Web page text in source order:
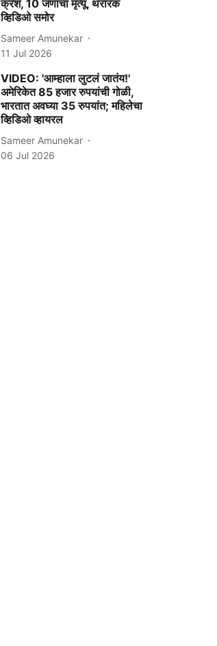
क्रॅश, 10 जणांचा मृत्यू, थरारक
व्हिडिओ समोर
Sameer Amunekar
11 Jul 2026
VIDEO: 'आम्हाला लुटलं जातंय!'
अमेरिकेत 85 हजार रुपयांची गोळी,
भारतात अवघ्या 35 रुपयांत; महिलेचा
व्हिडिओ व्हायरल
Sameer Amunekar
06 Jul 2026